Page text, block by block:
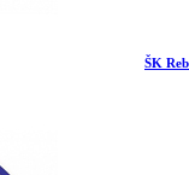
ŠK